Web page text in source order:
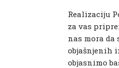
Realizaciju
za vas
nas mora da
objašnjenih
objasnimo